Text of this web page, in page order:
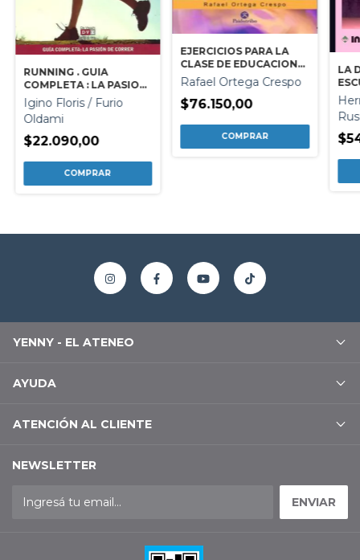
RUNNING . GUIA
COMPLETA : LA PASION
DE CORRER
Igino Floris / Furio
Oldami
$22.090,00
EJERCICIOS PARA LA
CLASE DE EDUCACION
FISICA
Rafael Ortega Crespo
$76.150,00
LA
YENNY - EL ATENEO
AYUDA
ATENCIÓN AL CLIENTE
NEWSLETTER